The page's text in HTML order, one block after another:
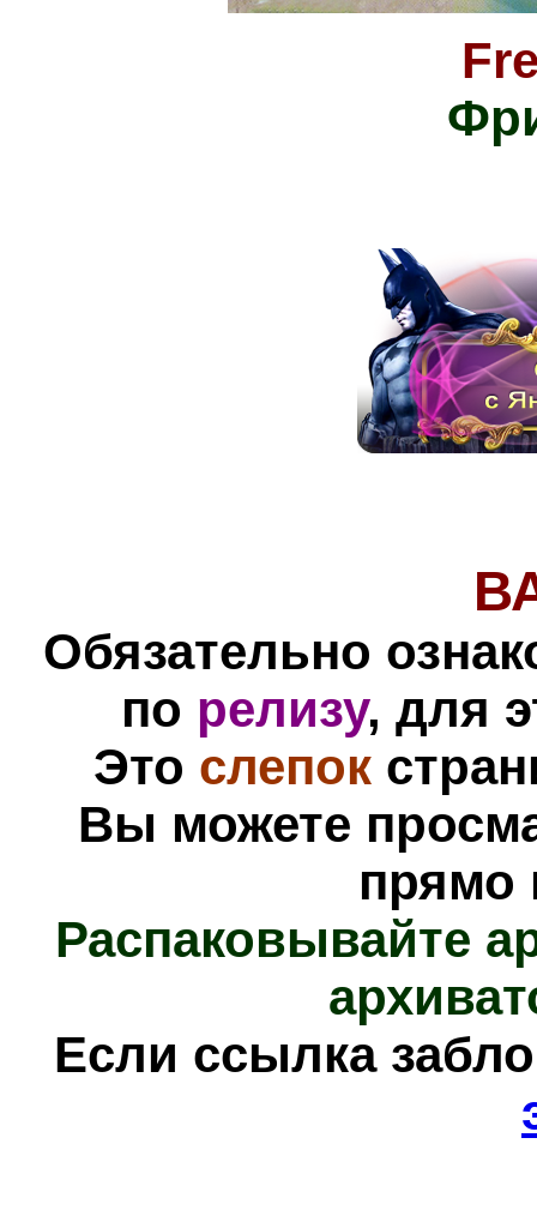
Обязательно
по релизу, для
Это слепок
Вы можете
прямо
Распаковывайте
Если ссылка